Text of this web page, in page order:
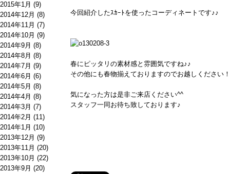
2015年1月 (9)
2014年12月 (8)
2014年11月 (7)
2014年10月 (9)
2014年9月 (8)
2014年8月 (8)
2014年7月 (9)
2014年6月 (6)
2014年5月 (8)
2014年4月 (8)
2014年3月 (7)
2014年2月 (11)
2014年1月 (10)
2013年12月 (9)
2013年11月 (20)
2013年10月 (22)
2013年9月 (20)
今回紹介したｽｶｰﾄを使ったコーディネートです♪♪
春にピッタリの素材感と雰囲気ですね♪♪
その他にも春物揃えておりますのでお越しください
気になった方は是非ご来店ください^^
スタッフ一同お待ち致しております♪